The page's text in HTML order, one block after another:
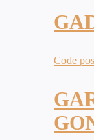
Code